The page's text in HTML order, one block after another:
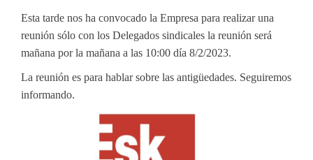
Esta tarde nos ha convocado la Empresa para realizar una
reunión sólo con los Delegados sindicales la reunión será
mañana por la mañana a las 10:00 día 8/2/2023.
La reunión es para hablar sobre las antigüedades. Seguiremos
informando.